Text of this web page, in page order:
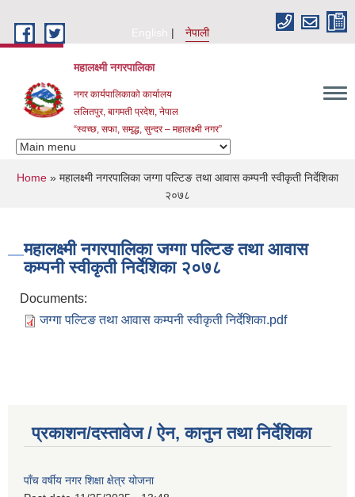
English
नेपाली
महालक्ष्मी नगरपालिका
नगर कार्यपालिकाको कार्यालय
ललितपुर, बागमती प्रदेश, नेपाल
“स्वच्छ, सफा, समृद्ध, सुन्दर – महालक्ष्मी नगर”
You are here
Home » महालक्ष्मी नगरपालिका जग्गा पल्टिङ तथा आवास कम्पनी स्वीकृती निर्देशिका
२०७८
महालक्ष्मी नगरपालिका जग्गा पल्टिङ तथा आवास
कम्पनी स्वीकृती निर्देशिका २०७८
Documents:
जग्गा पल्टिङ तथा आवास कम्पनी स्वीकृती निर्देशिका.pdf
प्रकाशन/दस्तावेज / ऐन, कानुन तथा निर्देशिका
पाँच वर्षीय नगर शिक्षा क्षेत्र योजना